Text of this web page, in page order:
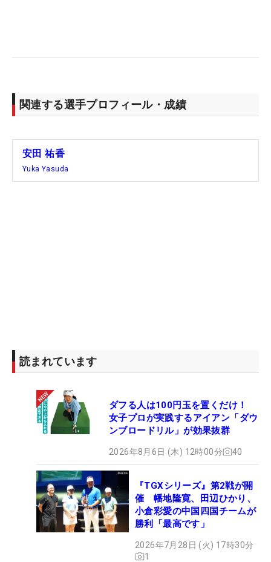
関連する選手プロフィール・成績
安田 祐香
Yuka Yasuda
読まれています
ダフる人は100円玉を置くだけ！
女子プロが実践するアイアン「ダウ
ンブロードリル」が効果抜群
2026年8月6日 (木) 12時00分 40
『TGXシリーズ』第2戦が開
催 幡地隆寛、田辺ひかり、
小倉彩愛の中国四国チームが
勝利「最高です」
2026年7月28日 (火) 17時30分
1